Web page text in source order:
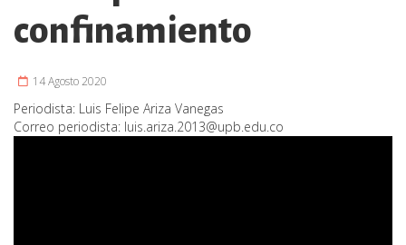
confinamiento
14 Agosto 2020
Periodista: Luis Felipe Ariza Vanegas
Correo periodista: luis.ariza.2013@upb.edu.co